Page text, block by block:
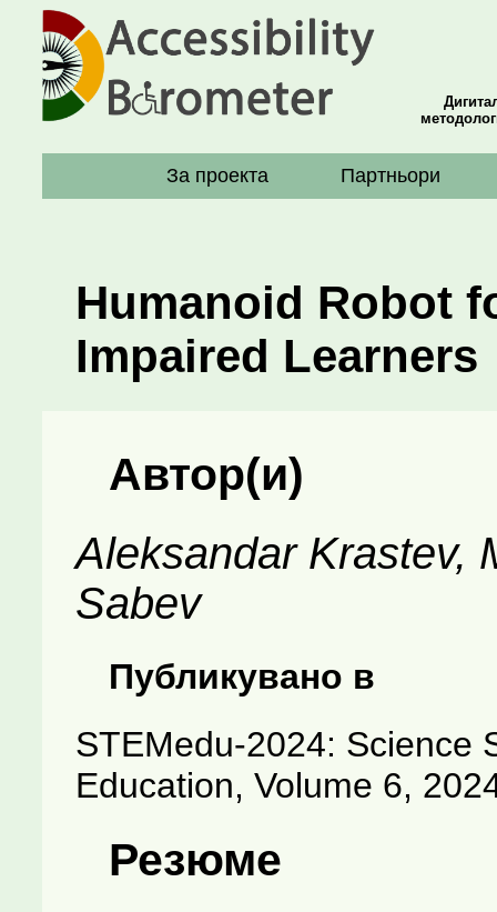
За проекта Партньори
Humanoid Robot
Impaired Learners
Автор(и)
Aleksandar Krastev,
Sabev
Публикувано в
STEMedu-2024: Science
Education, Volume 6,
Резюме